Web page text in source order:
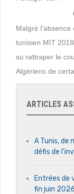
Malgré
tunisien MIT
su rattraper le
Algériens de
ARTICLES
A Tunis, de
défis de
Entrées de
fin juin 2026